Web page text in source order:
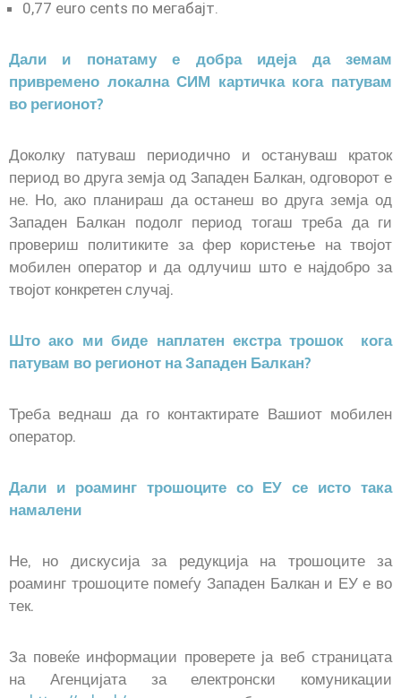
0,77 euro cents по мегабајт.
Дали и понатаму е добра идеја да земам
привремено локална СИМ картичка кога патувам
во регионот?
Доколку патуваш периодично и остануваш краток
период во друга земја од Западен Балкан, одговорот е
не. Но, ако планираш да останеш во друга земја од
Западен Балкан подолг период тогаш треба да ги
провериш политиките за фер користење на твојот
мобилен оператор и да одлучиш што е најдобро за
твојот конкретен случај.
Што ако ми биде наплатен екстра трошок кога
патувам во регионот на Западен Балкан?
Треба веднаш да го контактирате Вашиот мобилен
оператор.
Дали и роаминг трошоците со ЕУ се исто така
намалени
Не, но дискусија за редукција на трошоците за
роаминг трошоците помеѓу Западен Балкан и ЕУ е во
тек.
За повеќе информации проверете ја веб страницата
на Агенцијата за електронски комуникации